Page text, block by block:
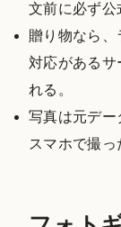
文前に必ず公
贈り物なら
対応があるサ
れる。
写真は元デー
スマホで撮っ